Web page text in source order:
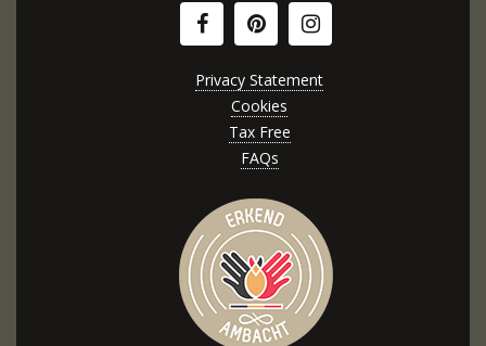
Privacy Statement
Cookies
Tax Free
FAQs